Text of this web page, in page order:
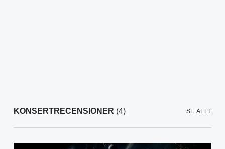
KONSERTRECENSIONER (4) SE ALLT